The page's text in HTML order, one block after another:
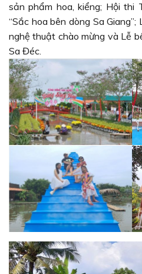
sản phẩm hoa, kiểng; Hội thi
“Sắc hoa bên dòng Sa
nghệ thuật chào mừng và Lễ
Sa Đéc.